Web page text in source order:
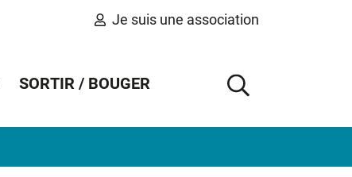
Je suis une association
SORTIR / BOUGER
AFFICHER